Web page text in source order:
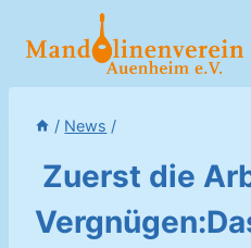
Inhalt
/ News /
Zuerst die